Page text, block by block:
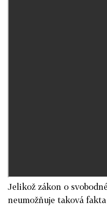
Jelikož zákon o
neumožňuje taková